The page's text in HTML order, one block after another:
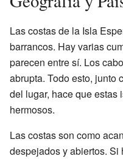
Las costas de la Isla
barrancos. Hay varias
parecen entre sí. Los
abrupta. Todo esto, junto
del lugar, hace que estas
hermosos.
Las costas son como
despejados y abiertos.